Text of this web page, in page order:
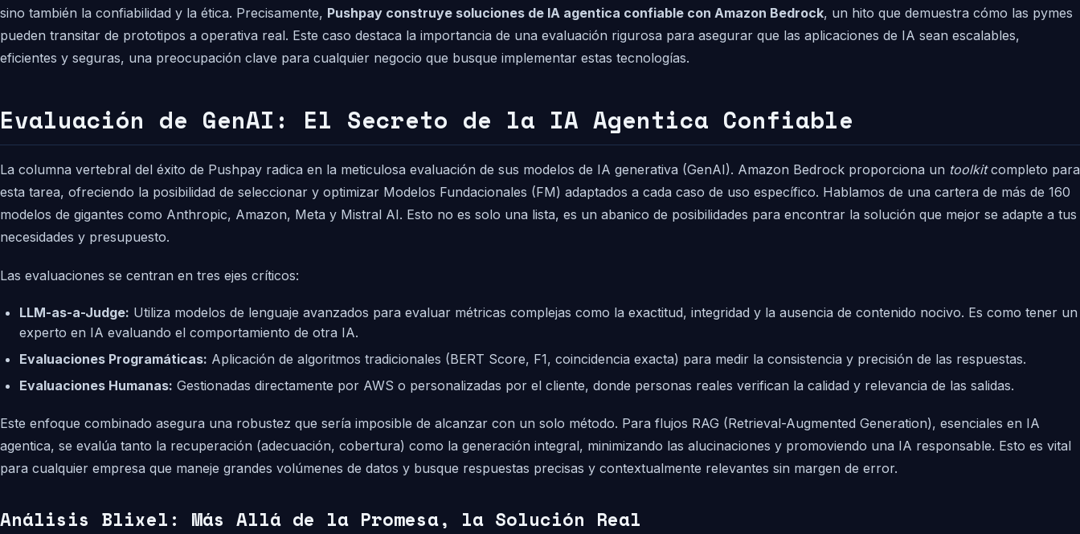
sino también la confiabilidad y la ética. Precisamente, Pushpay construye soluciones de IA agentica confiable con Amazon Bedrock, un hito que demuestra cómo las pymes
pueden transitar de prototipos a operativa real. Este caso destaca la importancia de una evaluación rigurosa para asegurar que las aplicaciones de IA sean escalables,
eficientes y seguras, una preocupación clave para cualquier negocio que busque implementar estas tecnologías.
Evaluación de GenAI: El Secreto de la IA Agentica Confiable
La columna vertebral del éxito de Pushpay radica en la meticulosa evaluación de sus modelos de IA generativa (GenAI). Amazon Bedrock proporciona un toolkitcompleto para
esta tarea, ofreciendo la posibilidad de seleccionar y optimizar Modelos Fundacionales (FM) adaptados a cada caso de uso específico. Hablamos de una cartera de más de 160
modelos de gigantes como Anthropic, Amazon, Meta y Mistral AI. Esto no es solo una lista, es un abanico de posibilidades para encontrar la solución que mejor se adapte a tus
necesidades y presupuesto.
Las evaluaciones se centran en tres ejes críticos:
LLM-as-a-Judge: Utiliza modelos de lenguaje avanzados para evaluar métricas complejas como la exactitud, integridad y la ausencia de contenido nocivo. Es como tener un
experto en IA evaluando el comportamiento de otra IA.
Evaluaciones Programáticas: Aplicación de algoritmos tradicionales (BERT Score, F1, coincidencia exacta) para medir la consistencia y precisión de las respuestas.
Evaluaciones Humanas: Gestionadas directamente por AWS o personalizadas por el cliente, donde personas reales verifican la calidad y relevancia de las salidas.
Este enfoque combinado asegura una robustez que sería imposible de alcanzar con un solo método. Para flujos RAG (Retrieval-Augmented Generation), esenciales en IA
agentica, se evalúa tanto la recuperación (adecuación, cobertura) como la generación integral, minimizando las alucinaciones y promoviendo una IA responsable. Esto es vital
para cualquier empresa que maneje grandes volúmenes de datos y busque respuestas precisas y contextualmente relevantes sin margen de error.
Análisis Blixel: Más Allá de la Promesa, la Solución Real